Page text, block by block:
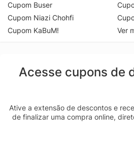
Cupom Buser
Cupom Niazi Chohfi
Cupom KaBuM!
Ver
Acesse cupons de
Ative a extensão de descontos e
de finalizar uma compra online,